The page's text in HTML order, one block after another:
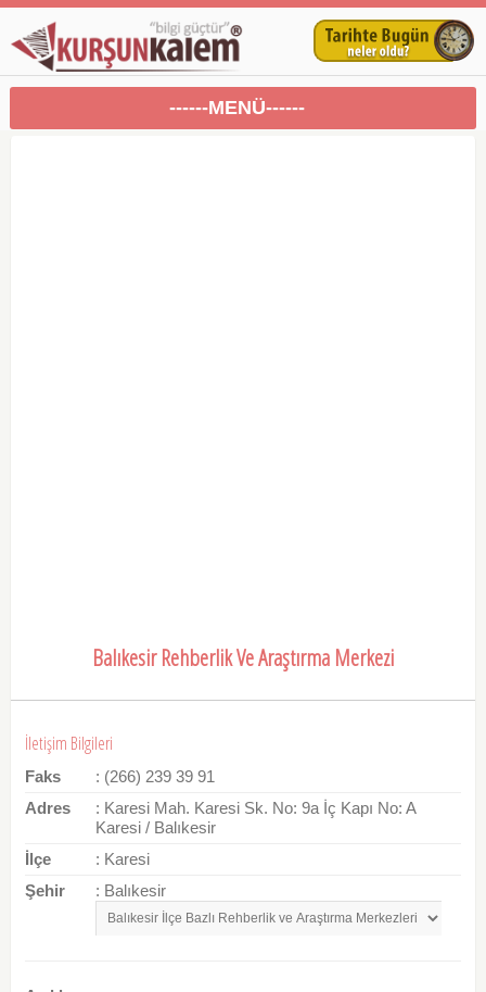
------MENÜ------
Balıkesir Rehberlik Ve Araştırma Merkezi
İletişim Bilgileri
Faks
: (266) 239 39 91
Adres
: Karesi Mah. Karesi Sk. No: 9a İç Kapı No: A
Karesi / Balıkesir
İlçe
: Karesi
Şehir
: Balıkesir